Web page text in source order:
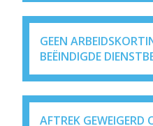
GEEN
BEËINDIGDE
AFTREK GEWEIGERD